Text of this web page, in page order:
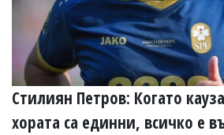
Стилиян Петров: Когато
хората са единни, всичко е